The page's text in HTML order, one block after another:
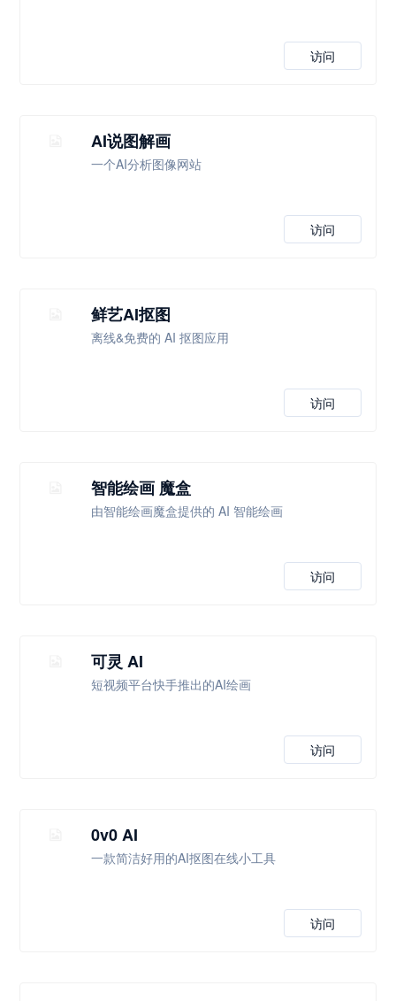
访问
AI说图解画
一个AI分析图像网站
访问
鲜艺AI抠图
离线&免费的 AI 抠图应用
访问
智能绘画 魔盒
由智能绘画魔盒提供的 AI 智能绘画
访问
可灵 AI
短视频平台快手推出的AI绘画
访问
0v0 AI
一款简洁好用的AI抠图在线小工具
访问